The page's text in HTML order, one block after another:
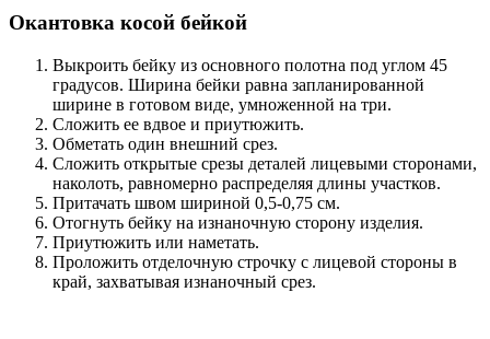
Окантовка косой бейкой
Выкроить бейку из основного полотна под углом 45
градусов. Ширина бейки равна запланированной
ширине в готовом виде, умноженной на три.
Сложить ее вдвое и приутюжить.
Обметать один внешний срез.
Сложить открытые срезы деталей лицевыми сторонами,
наколоть, равномерно распределяя длины участков.
Притачать швом шириной 0,5-0,75 см.
Отогнуть бейку на изнаночную сторону изделия.
Приутюжить или наметать.
Проложить отделочную строчку с лицевой стороны в
край, захватывая изнаночный срез.